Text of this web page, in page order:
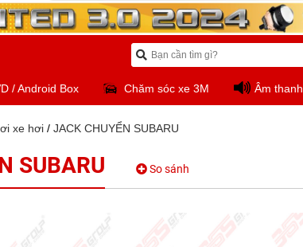
/ Android Box Chăm sóc xe 3M Âm thanh
xe hơi / JACK CHUYỂN SUBARU
SUBARU So sánh